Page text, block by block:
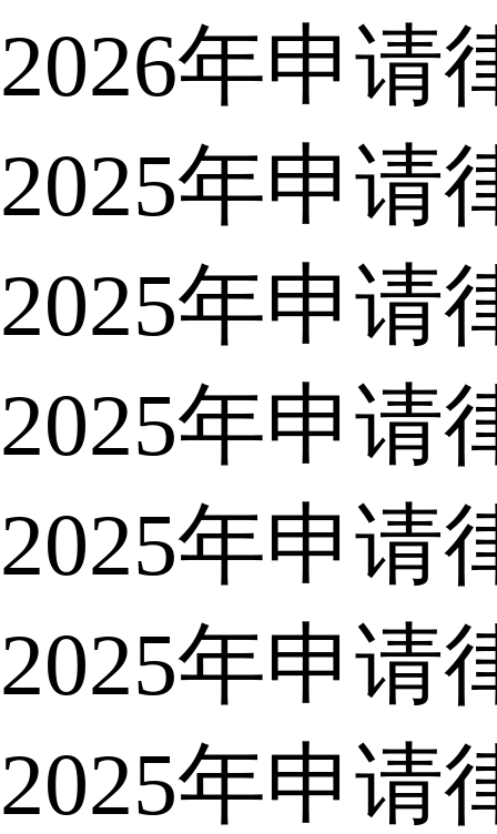
2026年申请
2025年申请
2025年申请
2025年申请
2025年申请
2025年申请
2025年申请